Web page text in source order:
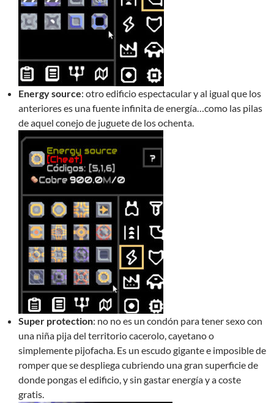
Energy source: otro edificio espectacular y al igual que los
anteriores es una fuente infinita de energía…como las pilas
de aquel conejo de juguete de los ochenta.
Super protection: no no es un condón para tener sexo con
una niña pija del territorio cacerolo, cayetano o
simplemente pijofacha. Es un escudo gigante e imposible de
romper que se despliega cubriendo una gran superficie de
donde pongas el edificio, y sin gastar energía y a coste
gratis.